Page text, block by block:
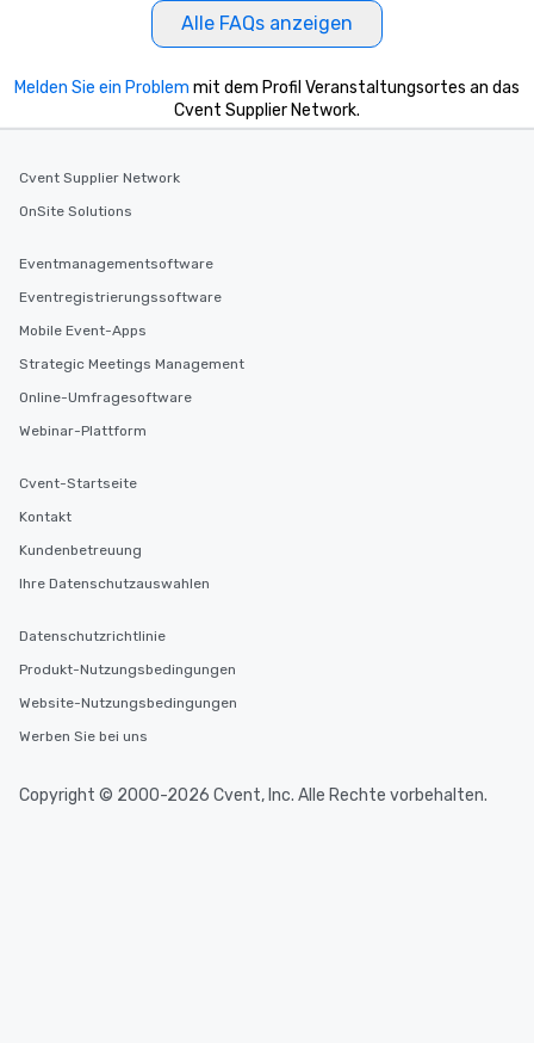
Alle FAQs anzeigen
Melden Sie ein Problem mit dem Profil Veranstaltungsortes an das
Cvent Supplier Network.
Cvent Supplier Network
OnSite Solutions
Eventmanagementsoftware
Eventregistrierungssoftware
Mobile Event-Apps
Strategic Meetings Management
Online-Umfragesoftware
Webinar-Plattform
Cvent-Startseite
Kontakt
Kundenbetreuung
Ihre Datenschutzauswahlen
Datenschutzrichtlinie
Produkt-Nutzungsbedingungen
Website-Nutzungsbedingungen
Werben Sie bei uns
Copyright © 2000-2026 Cvent, Inc. Alle Rechte vorbehalten.